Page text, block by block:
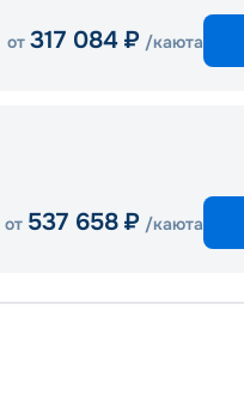
от 317 084 ₽ /каюта
от 537 658 ₽ /каюта